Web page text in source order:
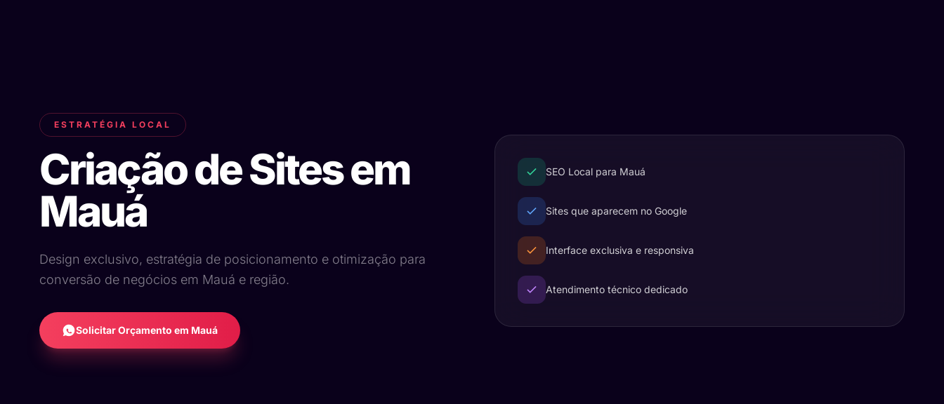
ESTRATÉGIA LOCAL
Criação de Sites em
Mauá
Design exclusivo, estratégia de posicionamento e otimização para
conversão de negócios em Mauá e região.
Solicitar Orçamento em Mauá
SEO Local para Mauá
Sites que aparecem no Google
Interface exclusiva e responsiva
Atendimento técnico dedicado